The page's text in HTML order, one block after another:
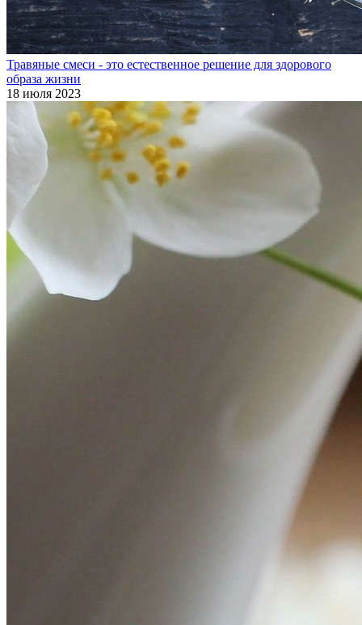
Травяные смеси - это естественное решение для здорового
образа жизни
18 июля 2023